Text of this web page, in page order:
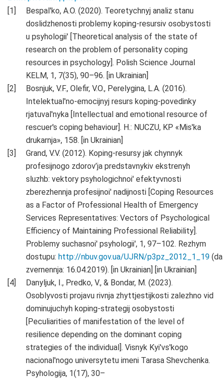
Bespal'ko, A.O. (2020). Teoretychnyj analiz stanu
doslidzhenosti problemy koping-resursiv osobystosti
u psyhologii' [Theoretical analysis of the state of
research on the problem of personality coping
resources in psychology]. Polish Science Journal
KELM, 1, 7(35), 90–96. [in Ukrainian]
Bosnjuk, V.F., Olefir, V.O., Perelygina, L.A. (2016).
Intelektual'no-emocijnyj resurs koping-povedinky
rjatuval'nyka [Intellectual and emotional resource of
rescuer's coping behaviour]. H.: NUCZU, KP «Mis'ka
drukarnja», 158. [in Ukrainian]
Grand, V.V. (2012). Koping-resursy jak chynnyk
profesijnogo zdorov’ja predstavnykiv ekstrenyh
sluzhb: vektory psyhologichnoi' efektyvnosti
zberezhennja profesijnoi' nadijnosti [Coping Resources
as a Factor of Professional Health of Emergency
Services Representatives: Vectors of Psychological
Efficiency of Maintaining Professional Reliability].
Problemy suchasnoi' psyhologii', 1, 97–102. Rezhym
dostupu: http://nbuv.gov.ua/UJRN/p3pz_2012_1_19
zvernennja: 16.04.2019). [in Ukrainian] [in Ukrainian]
Danyljuk, I., Predko, V., & Bondar, M. (2023).
Osoblyvosti projavu rivnja zhyttjestijkosti zalezhno vid
dominujuchyh koping-strategij osobystosti
[Peculiarities of manifestation of the level of
resilience depending on the dominant coping
strategies of the individual]. Visnyk Kyi'vs'kogo
nacional'nogo universytetu imeni Tarasa Shevchenka.
Psyhologija, 1(17), 30–